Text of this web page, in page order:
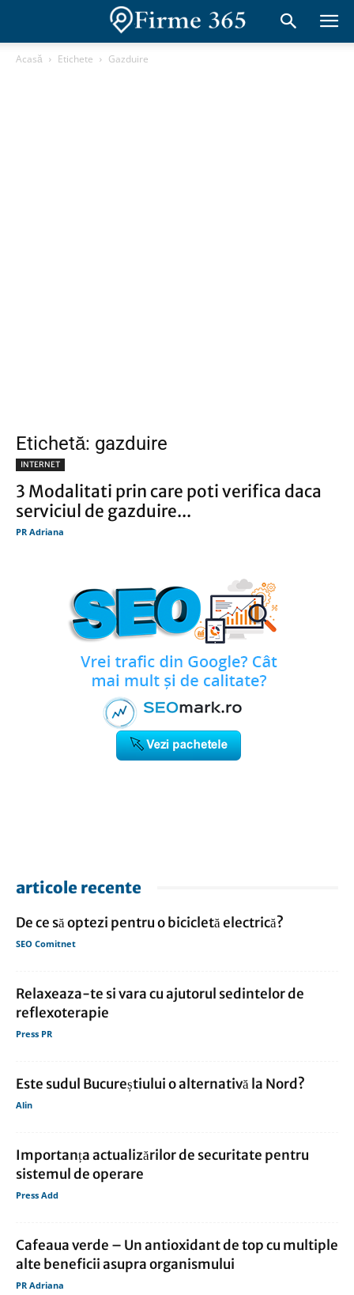
Acasă Etichete Gazduire
Etichetă: gazduire
INTERNET
3 Modalitati prin care poti verifica daca
serviciul de gazduire...
PR Adriana
articole recente
De ce să optezi pentru o bicicletă electrică?
SEO Comitnet
Relaxeaza-te si vara cu ajutorul sedintelor de
reflexoterapie
Press PR
Este sudul Bucureștiului o alternativă la Nord?
Alin
Importanța actualizărilor de securitate pentru
sistemul de operare
Press Add
Cafeaua verde – Un antioxidant de top cu multiple
alte beneficii asupra organismului
PR Adriana